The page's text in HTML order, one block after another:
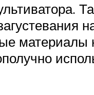
материалы